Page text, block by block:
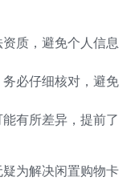
资质，避免个人信息
务必仔细核对，避免
有所差异，提前了
为解决闲置购物卡